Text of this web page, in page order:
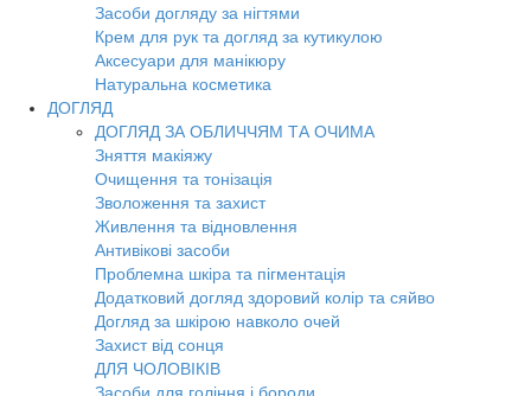
Засоби догляду за нігтями
Крем для рук та догляд за кутикулою
Аксесуари для манікюру
Натуральна косметика
ДОГЛЯД
ДОГЛЯД ЗА ОБЛИЧЧЯМ ТА ОЧИМА
Зняття макіяжу
Очищення та тонізація
Зволоження та захист
Живлення та відновлення
Антивікові засоби
Проблемна шкіра та пігментація
Додатковий догляд здоровий колір та сяйво
Догляд за шкірою навколо очей
Захист від сонця
ДЛЯ ЧОЛОВІКІВ